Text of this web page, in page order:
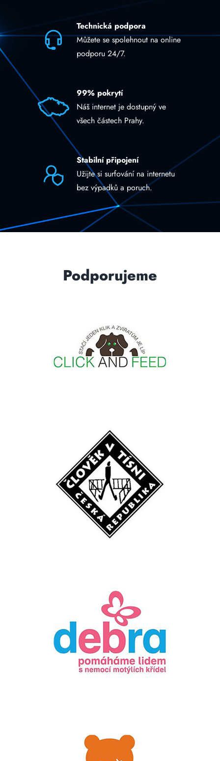
Technická podpora
Můžete se spolehnout na online
podporu 24/7.
99% pokrytí
Náš internet je dostupný ve
všech částech Prahy.
Stabilní připojení
Užijte si surfování na internetu
bez výpadků a poruch.
Podporujeme